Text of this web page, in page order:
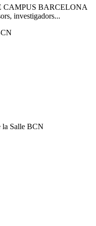
BARCELONA
investigadors...
la Salle BCN